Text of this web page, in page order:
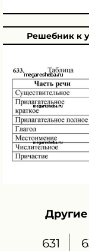
Решебник к
631